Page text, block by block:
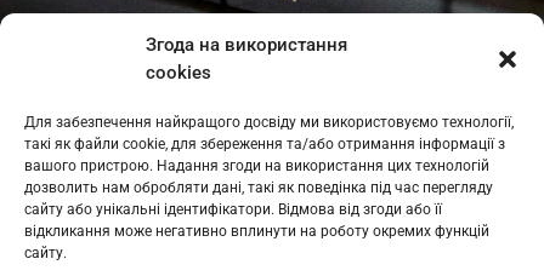
Згода на використання
cookies
Для забезпечення найкращого досвіду ми використовуємо технології,
такі як файли cookie, для збереження та/або отримання інформації з
вашого пристрою. Надання згоди на використання цих технологій
дозволить нам обробляти дані, такі як поведінка під час перегляду
сайту або унікальні ідентифікатори. Відмова від згоди або її
відкликання може негативно вплинути на роботу окремих функцій
сайту.
: L11-01410
: L11-01801
Косів: L11-01805
Гарасимів: L11-02274